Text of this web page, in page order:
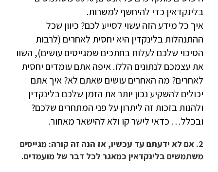
בלינקדאין כדי להיחשף למשרות.
איך כל מידע הזה עשוי לסייע לכם? כיוון שכל
ההתנהלות בלינקדין היא יחסית לאחרים (לרבות
הסיכוי שלכם לעלות בחתכים שמגייסים עושים), השוו
את עצמכם לנתונים הללו. איפה אתם עומדים יחסית
לאחרים? מה האחרים עושים שאתם לא? איך אתם
יכולים להשקיע נכון יותר את הזמן שלכם בלינקדין
ולהנות בזכות זה ליתרון על פני המתחרים שלכם?
ובכלל… כדאי לישר קו ולא להישאר מאחור.
2. אם לא ידעתם עד עכשיו, אז הנה זה קורה: מגייסים
משתמשים בלינקדאין כמאגר לכל דבר של מועמדים.